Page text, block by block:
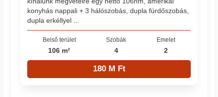
konyhás nappali + 3 hálószobás, dupla fürdőszobás,
dupla erkéllyel ...
Belső terület
106 m²
Szobák
4
Emelet
2
180 M Ft